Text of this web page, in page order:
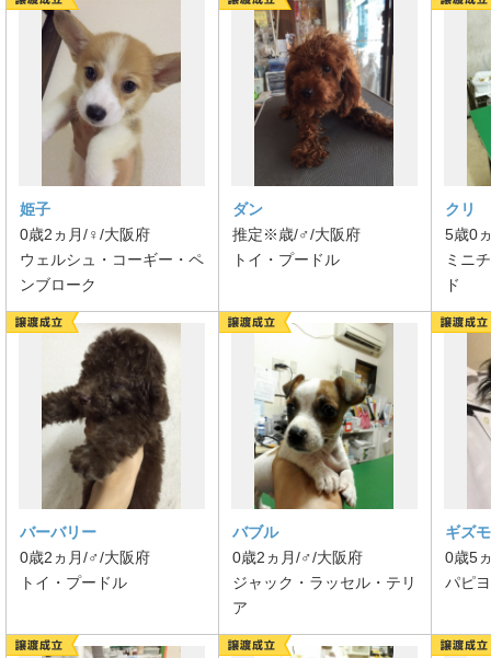
姫子
0歳2ヵ月/♀/大阪府
ウェルシュ・コーギー・ペ
ンブローク
ダン
推定※歳/♂/大阪府
トイ・プードル
クリ
5歳0
ミニ
ド
バーバリー
0歳2ヵ月/♂/大阪府
トイ・プードル
バブル
0歳2ヵ月/♂/大阪府
ジャック・ラッセル・テリ
ア
ギズ
0歳5
パピ